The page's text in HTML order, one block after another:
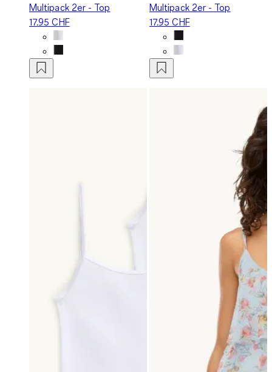
Multipack 2er - Top
17.95 CHF
Multipack 2er - Top
17.95 CHF